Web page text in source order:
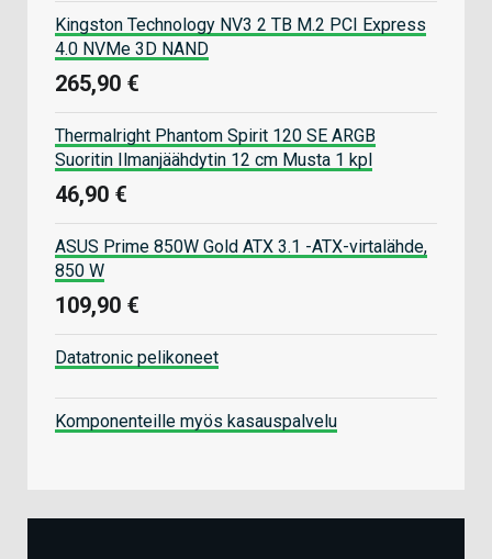
Kingston Technology NV3 2 TB M.2 PCI Express
4.0 NVMe 3D NAND
265,90 €
Thermalright Phantom Spirit 120 SE ARGB
Suoritin Ilmanjäähdytin 12 cm Musta 1 kpl
46,90 €
ASUS Prime 850W Gold ATX 3.1 -ATX-virtalähde,
850 W
109,90 €
Datatronic pelikoneet
Komponenteille myös kasauspalvelu